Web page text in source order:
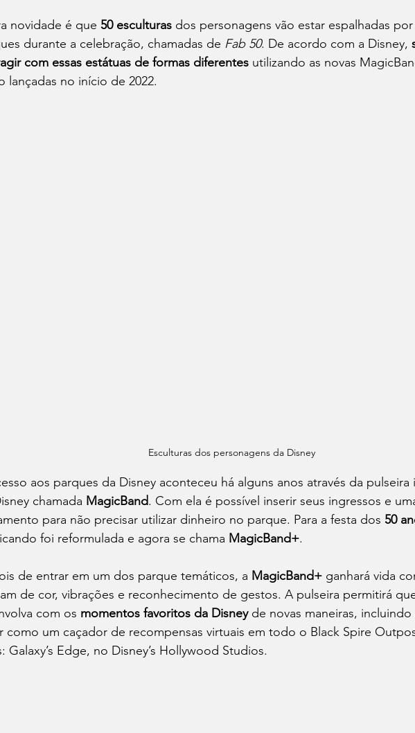
novidade é que 50 esculturas dos personagens vão estar espalhadas
durante a celebração, chamadas de Fab 50. De acordo com a Disney,
com essas estátuas de formas diferentes utilizando as novas
lançadas no início de 2022.
Esculturas dos personagens da Disney
aos parques da Disney aconteceu há alguns anos através da
chamada MagicBand. Com ela é possível inserir seus ingressos e
para não precisar utilizar dinheiro no parque. Para a festa dos 50
foi reformulada e agora se chama MagicBand+.
de entrar em um dos parque temáticos, a MagicBand+ ganhará vida
de cor, vibrações e reconhecimento de gestos. A pulseira permitirá
com os momentos favoritos da Disney de novas maneiras, incluindo
como um caçador de recompensas virtuais em todo o Black Spire
Galaxy’s Edge, no Disney’s Hollywood Studios.